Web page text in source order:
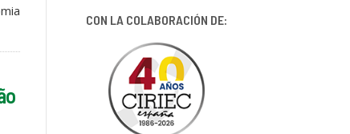
CON LA COLABORACIÓN DE: